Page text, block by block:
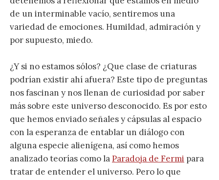
de un interminable vacío, sentiremos una
variedad de emociones. Humildad, admiración y
por supuesto, miedo.
¿Y si no estamos sólos? ¿Que clase de criaturas
podrían existir ahí afuera? Este tipo de preguntas
nos fascinan y nos llenan de curiosidad por saber
más sobre este universo desconocido. Es por esto
que hemos enviado señales y cápsulas al espacio
con la esperanza de entablar un diálogo con
alguna especie alienígena, así como hemos
analizado teorías como laParadoja de Fermi para
tratar de entender el universo. Pero lo que